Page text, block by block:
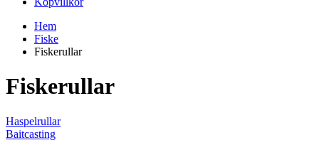
Hem
Fiske
Fiskerullar
Fiskerullar
Haspelrullar
Baitcasting